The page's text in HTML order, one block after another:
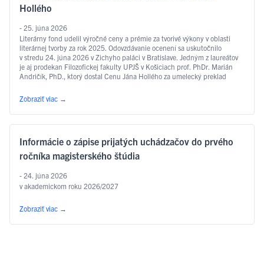
Hollého
- 25. júna 2026
Literárny fond udelil výročné ceny a prémie za tvorivé výkony v oblasti
literárnej tvorby za rok 2025. Odovzdávanie ocenení sa uskutočnilo
v stredu 24. júna 2026 v Zichyho paláci v Bratislave. Jedným z laureátov
je aj prodekan Filozofickej fakulty UPJŠ v Košiciach prof. PhDr. Marián
Andričík, PhD., ktorý dostal Cenu Jána Hollého za umelecký preklad
Zobraziť viac
→
Informácie o zápise prijatých uchádzačov do prvého
ročníka magisterského štúdia
- 24. júna 2026
v akademickom roku 2026/2027
Zobraziť viac →